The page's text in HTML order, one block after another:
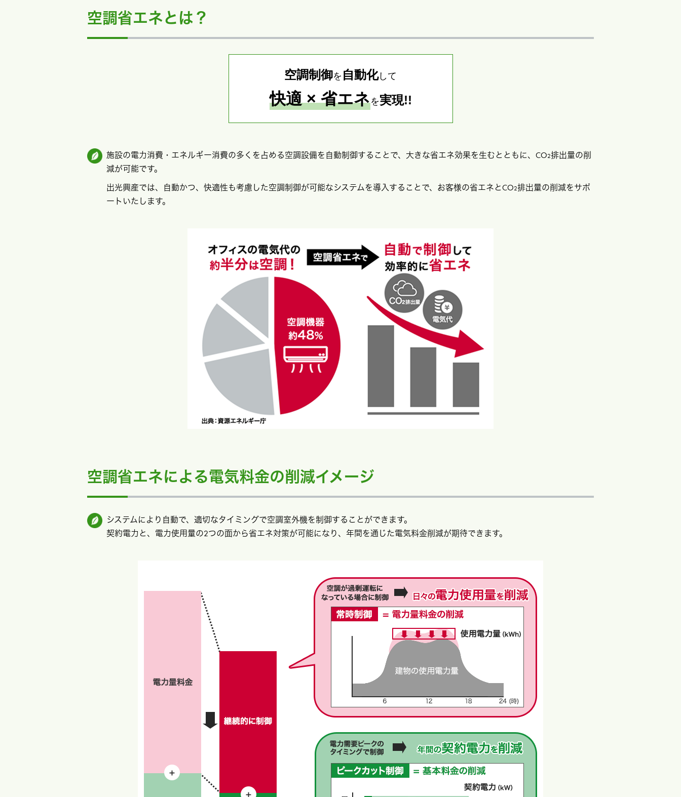
空調省エネとは？
空調制御を 自動化して
快適 × 省エネを実現!!
施設の電力消費・エネルギー消費の多くを占める空調設備を自動制御することで、大きな省エネ効果を生むとともに、CO2排出量の削
減が可能です。
出光興産では、自動かつ、快適性も考慮した空調制御が可能なシステムを導入することで、お客様の省エネとCO2排出量の削減をサポ
ートいたします。
空調省エネによる電気料金の削減イメージ
システムにより自動で、適切なタイミングで空調室外機を制御することができます。
契約電力と、電力使用量の2つの面から省エネ対策が可能になり、年間を通じた電気料金削減が期待できます。